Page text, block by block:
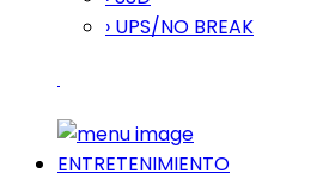
› UPS/NO BREAK
ENTRETENIMIENTO